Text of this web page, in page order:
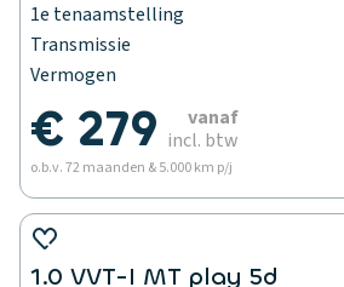
1e tenaamstelling
Transmissie
Vermogen
€ 279
vanaf
incl. btw
o.b.v. 72 maanden & 5.000 km p/j
1.0 VVT-I MT play 5d